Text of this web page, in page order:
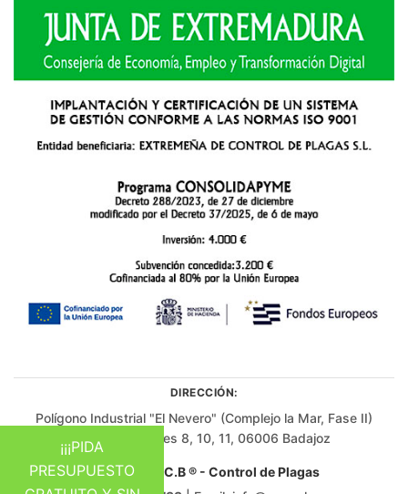
DIRECCIÓN:
Polígono Industrial "El Nevero" (Complejo la Mar, Fase II)
Edificio B, Naves 8, 10, 11, 06006 Badajoz
Excoplagas C.B ® - Control de Plagas
¡¡¡PIDA
PRESUPUESTO